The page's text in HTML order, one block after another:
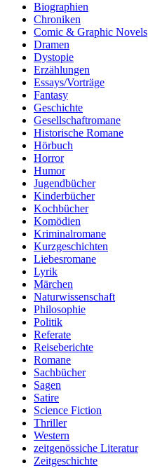
Biographien
Chroniken
Comic & Graphic Novels
Dramen
Dystopie
Erzählungen
Essays/Vorträge
Fantasy
Geschichte
Gesellschaftromane
Historische Romane
Hörbuch
Horror
Humor
Jugendbücher
Kinderbücher
Kochbücher
Komödien
Kriminalromane
Kurzgeschichten
Liebesromane
Lyrik
Märchen
Naturwissenschaft
Philosophie
Politik
Referate
Reiseberichte
Romane
Sachbücher
Sagen
Satire
Science Fiction
Thriller
Western
zeitgenössiche Literatur
Zeitgeschichte